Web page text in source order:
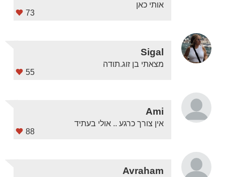
73
אותי כאן
55
Sigal
מצאתי בן זוג.תודה
88
Ami
אין צורך כרגע .. אולי בעתיד
Avraham